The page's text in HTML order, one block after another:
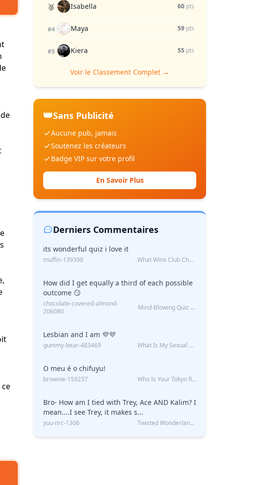
🥉 Isabella 60 pts
#4 Maya 59 pts
#5 Kiera 55 pts
Voir le Classement Complet →
👑Sans Publicité
Aucune pub, jamais
Soutenez les créateurs
Badge VIP sur votre profil
En Savoir Plus
Derniers Commentaires
its wonderful quiz i love it
muffin-139398 What Winx Club Character Are You?
How did I get equally a third of each possible
outcome 😏
chocolate-covered-almond-
206080
Mind-Blowing Quiz Reveals: Will I Be Alone Forever?
Lesbian and I am 💜💜
gummy-bear-483469 What Is My Sexual Orientation: Uncovered
O meu é o chifuyu!
brownie-159237 Who Is Your Tokyo Revengers Boyfriend?
Bro- How am I tied with Trey, Ace AND Kalim? I
mean....I see Trey, it makes s...
yuu-nrc-1306 Twisted Wonderland Kin Quiz